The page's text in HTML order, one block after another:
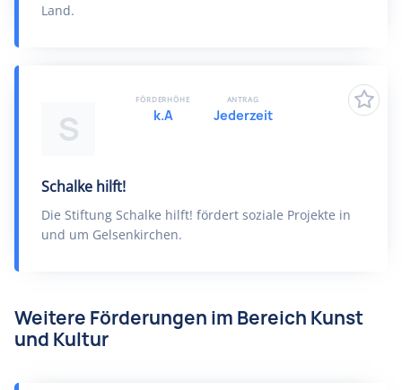
Land.
S
Schalke hilft!
Die Stiftung Schalke hilft! fördert soziale Projekte in
und um Gelsenkirchen.
FÖRDERHÖHE
k.A
ANTRAG
Jederzeit
Weitere Förderungen im Bereich Kunst
und Kultur